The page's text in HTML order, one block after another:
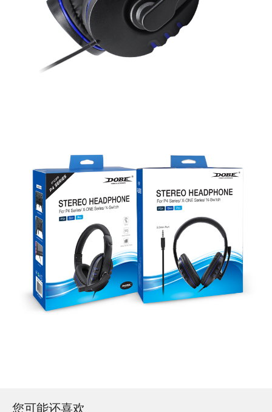
您可能还喜欢